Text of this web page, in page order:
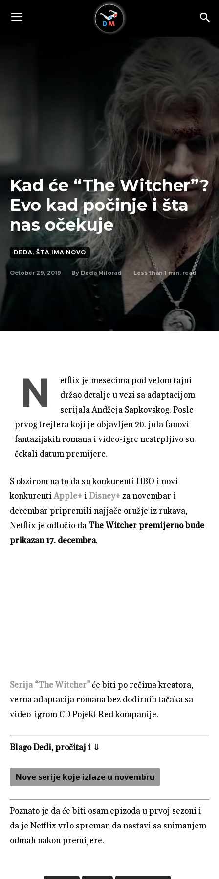
Kad će “The Witcher”?
Evo kad počinje i šta
nas očekuje
DEDA, ŠTA IMA NOVO
October 29, 2019 By Deda Milorad Less than 1 min. read
N
etflix je mesecima pod velom tajni
držao detalje u vezi sa adaptacijom
serijala Andžeja Sapkovskog. Posle
prvog trejlera koji je objavljen 20. jula fanovi
fantazijskih romana i video-igre nestrpljivo su
čekali datum premijere.
S obzirom na to da su konkurenti HBO i novi
konkurentiApple+iDisney+za novembar i
decembar pripremili najjače oružje iz rukava,
Netflix je odlučio da The Witcher premijerno bude
prikazan 17. decembra.
Serija “The Witcher”će biti po rečima kreatora,
verna adaptacija romana bez dodirnih tačaka sa
video-igrom CD Pojekt Red kompanije.
Blago Dedi, pročitaj i ⇓
Nove serije koje izlaze u novembru
Poznato je da će biti osam epizoda u prvoj sezoni i
da je Netflix vrlo spreman da nastavi sa snimanjem
odmah nakon premijere.